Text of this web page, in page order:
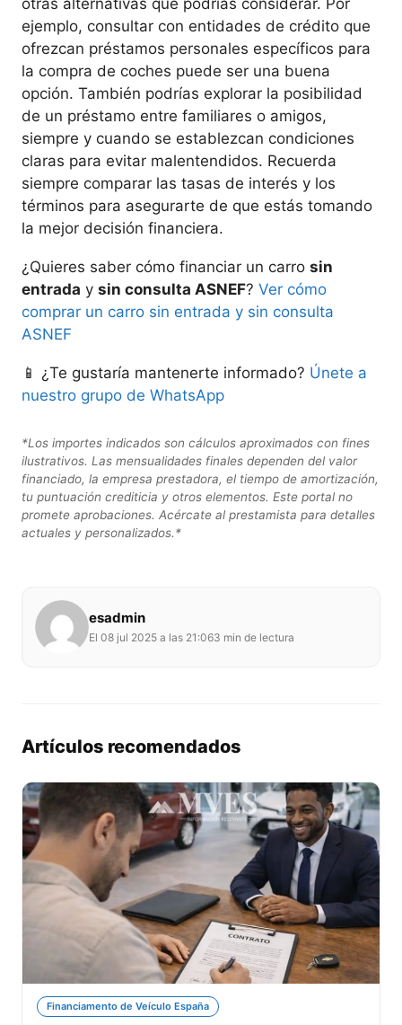
otras alternativas que podrías considerar. Por
ejemplo, consultar con entidades de crédito que
ofrezcan préstamos personales específicos para
la compra de coches puede ser una buena
opción. También podrías explorar la posibilidad
de un préstamo entre familiares o amigos,
siempre y cuando se establezcan condiciones
claras para evitar malentendidos. Recuerda
siempre comparar las tasas de interés y los
términos para asegurarte de que estás tomando
la mejor decisión financiera.
¿Quieres saber cómo financiar un carro sin
entrada y sin consulta ASNEF? Ver cómo
comprar un carro sin entrada y sin consulta
ASNEF
📱 ¿Te gustaría mantenerte informado? Únete a
nuestro grupo de WhatsApp
*Los importes indicados son cálculos aproximados con fines
ilustrativos. Las mensualidades finales dependen del valor
financiado, la empresa prestadora, el tiempo de amortización,
tu puntuación crediticia y otros elementos. Este portal no
promete aprobaciones. Acércate al prestamista para detalles
actuales y personalizados.*
esadmin
El 08 jul 2025 a las 21:063 min de lectura
Artículos recomendados
Financiamento de Veículo España